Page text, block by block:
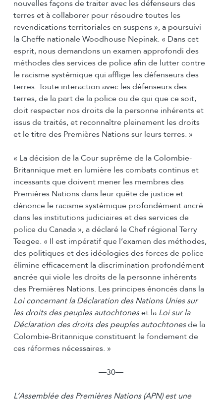
nouvelles façons de traiter avec les défenseurs des
terres et à collaborer pour résoudre toutes les
revendications territoriales en suspens », a poursuivi
la Cheffe nationale Woodhouse Nepinak. « Dans cet
esprit, nous demandons un examen approfondi des
méthodes des services de police afin de lutter contre
le racisme systémique qui afflige les défenseurs des
terres. Toute interaction avec les défenseurs des
terres, de la part de la police ou de qui que ce soit,
doit respecter nos droits de la personne inhérents et
issus de traités, et reconnaître pleinement les droits
et le titre des Premières Nations sur leurs terres. »
« La décision de la Cour suprême de la Colombie-
Britannique met en lumière les combats continus et
incessants que doivent mener les membres des
Premières Nations dans leur quête de justice et
dénonce le racisme systémique profondément ancré
dans les institutions judiciaires et des services de
police du Canada », a déclaré le Chef régional Terry
Teegee. « Il est impératif que l’examen des méthodes,
des politiques et des idéologies des forces de police
élimine efficacement la discrimination profondément
ancrée qui viole les droits de la personne inhérents
des Premières Nations. Les principes énoncés dans la
Loi concernant la Déclaration des Nations Unies sur
les droits des peuples autochtoneset la Loi sur la
Déclaration des droits des peuples autochtonesde la
Colombie-Britannique constituent le fondement de
ces réformes nécessaires. »
―30―
L’Assemblée des Premières Nations (APN) est une